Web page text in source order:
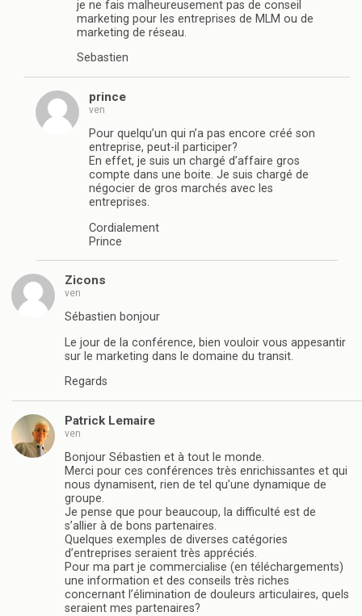
je ne fais malheureusement pas de conseil
marketing pour les entreprises de MLM ou de
marketing de réseau.
Sebastien
prince
ven
Pour quelqu’un qui n’a pas encore créé son
entreprise, peut-il participer?
En effet, je suis un chargé d’affaire gros
compte dans une boite. Je suis chargé de
négocier de gros marchés avec les
entreprises.
Cordialement
Prince
Zicons
ven
Sébastien bonjour
Le jour de la conférence, bien vouloir vous appesantir
sur le marketing dans le domaine du transit.
Regards
Patrick Lemaire
ven
Bonjour Sébastien et à tout le monde.
Merci pour ces conférences très enrichissantes et qui
nous dynamisent, rien de tel qu’une dynamique de
groupe.
Je pense que pour beaucoup, la difficulté est de
s’allier à de bons partenaires.
Quelques exemples de diverses catégories
d’entreprises seraient très appréciés.
Pour ma part je commercialise (en téléchargements)
une information et des conseils très riches
concernant l’élimination de douleurs articulaires, quels
seraient mes partenaires?